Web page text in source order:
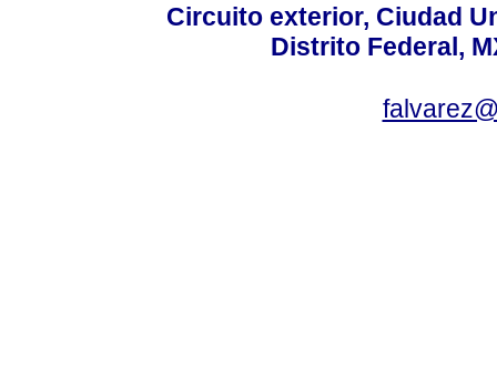
Circuito exterior, Ciudad
Distrito Federal,